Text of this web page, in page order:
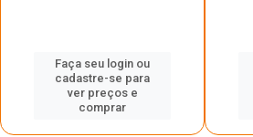
Faça seu login ou
cadastre-se para
ver preços e
comprar